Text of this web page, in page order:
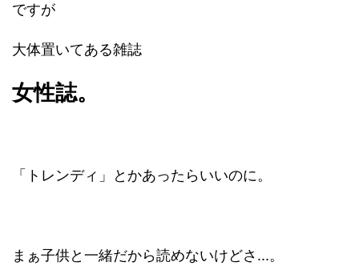
ですが
大体置いてある雑誌
女性誌。
「トレンディ」とかあったらいいのに。
まぁ子供と一緒だから読めないけどさ...。